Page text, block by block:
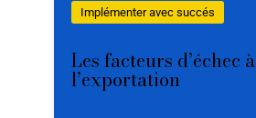
Implémenter avec succés
Les facteurs d’échec à
l’exportation